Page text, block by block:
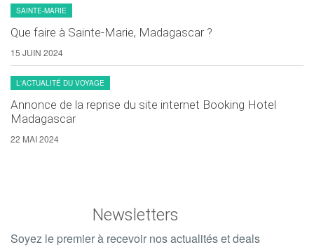
SAINTE-MARIE
Que faire à Sainte-Marie, Madagascar ?
15 JUIN 2024
L'ACTUALITÉ DU VOYAGE
Annonce de la reprise du site internet Booking Hotel
Madagascar
22 MAI 2024
Newsletters
Soyez le premier à recevoir nos actualités et deals